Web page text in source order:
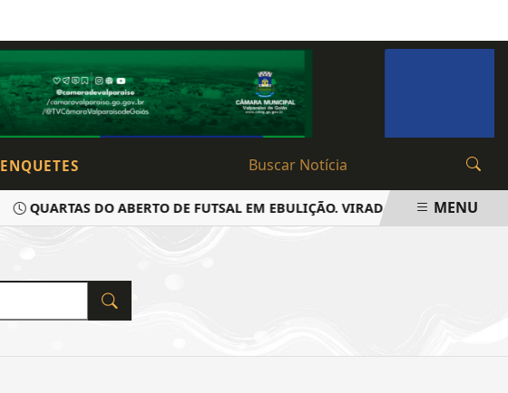
ENQUETES
QUARTAS DO ABERTO DE FUTSAL EM EBULIÇÃO. VIRADAS E EMOÇÃO ATÉ
MENU